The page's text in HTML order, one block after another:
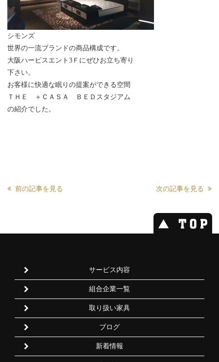
シモンズ
世界の一流ブランドの商品構成です。
大阪ハービスエント3Ｆにぜひお立ち寄り
下さい。
お客様に快適な眠りの提案ができる空間
ＴＨＥ ＋ＣＡＳＡ ＢＥＤスタジアム
の紹介でした。
前の記事を見る 次の記事を見る
サービス内容
組合企業一覧
取り扱い家具
ブログ
新着情報